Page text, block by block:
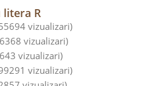
litera R
vizualizari)
vizualizari)
vizualizari)
vizualizari)